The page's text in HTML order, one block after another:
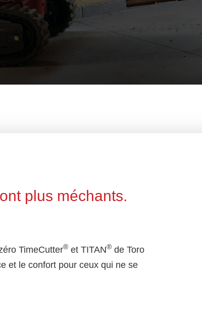
plus méchants.
TimeCutter®et TITAN®de Toro
et le confort pour ceux qui ne se